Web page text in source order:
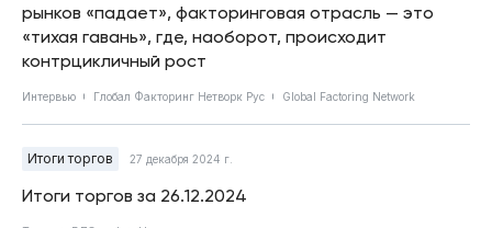
рынков «падает», факторинговая отрасль — это
«тихая гавань», где, наоборот, происходит
контрцикличный рост
Интервью Глобал Факторинг Нетворк Рус Global Factoring Network
Итоги торгов 27 декабря 2024 г.
Итоги торгов за 26.12.2024